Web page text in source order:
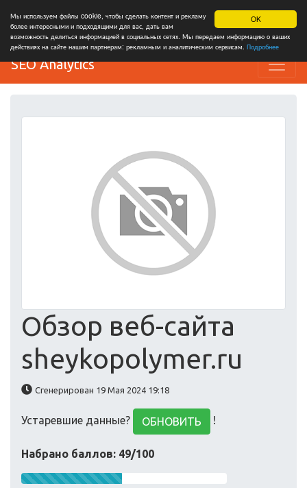
OK
Мы используем файлы cookie, чтобы сделать контент и рекламу
более интересными и подходящими для вас, дать вам
возможность делиться информацией в социальных сетях. Мы передаем информацию о ваших
действиях на сайте нашим партнерам: рекламным и аналитическим сервисам. Подробнее
SEO Analytics
Обзор веб-сайта
sheykopolymer.ru
Сгенерирован 19 Мая 2024 19:18
Устаревшие данные? ОБНОВИТЬ !
Набрано баллов: 49/100